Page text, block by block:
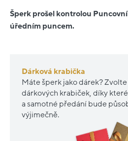
Šperk prošel kontrolou
úředním puncem.
Dárková krabička
Máte šperk jako dárek?
dárkových krabiček, díky
a samotné předání bude
výjimečně.